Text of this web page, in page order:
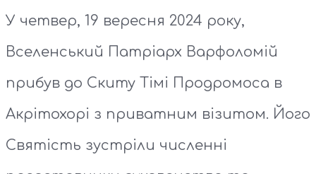
У четвер, 19 вересня 2024 року,
Вселенський Патріарх Варфоломій
прибув до Скиту Тімі Продромоса в
Акрітохорі з приватним візитом. Його
Святість зустріли численні